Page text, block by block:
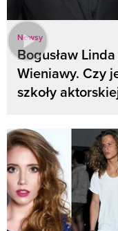
Newsy
Bogusław
Wieniawy. Czy
szkoły